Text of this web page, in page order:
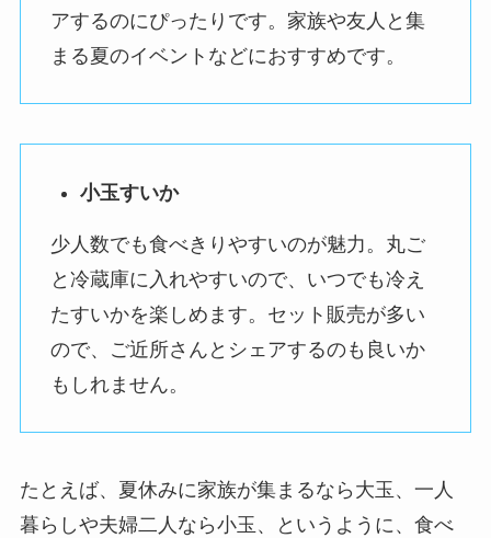
アするのにぴったりです。家族や友人と集
まる夏のイベントなどにおすすめです。
小玉すいか
少人数でも食べきりやすいのが魅力。丸ご
と冷蔵庫に入れやすいので、いつでも冷え
たすいかを楽しめます。セット販売が多い
ので、ご近所さんとシェアするのも良いか
もしれません。
たとえば、夏休みに家族が集まるなら大玉、一人
暮らしや夫婦二人なら小玉、というように、食べ